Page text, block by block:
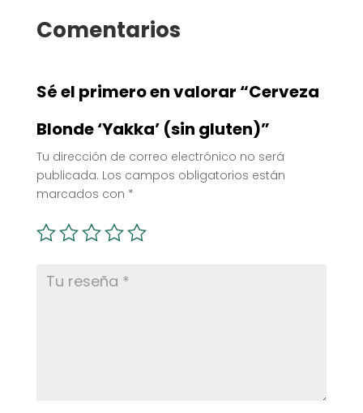
Comentarios
Sé el primero en valorar “Cerveza
Blonde ‘Yakka’ (sin gluten)”
Tu dirección de correo electrónico no será
publicada. Los campos obligatorios están
marcados con *